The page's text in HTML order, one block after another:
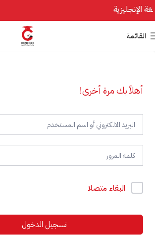
القائمة
أهلاً بك مرة أخرى!
البقاء متصلا
تسجيل الدخول